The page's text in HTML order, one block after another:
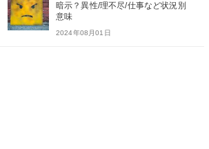
暗示？異性/理不尽/仕事など状況別
意味
2024年08月01日